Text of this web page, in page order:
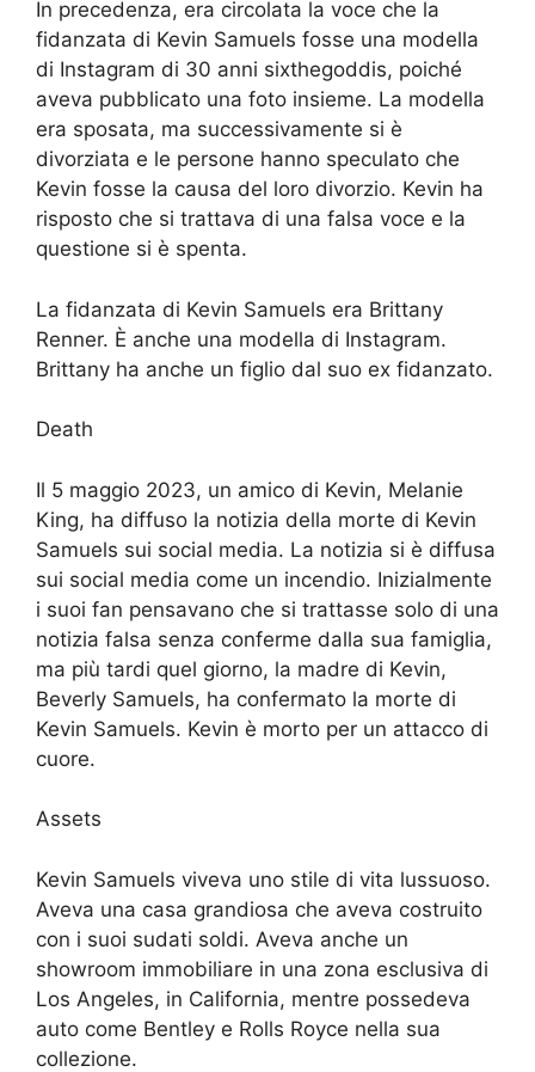
In precedenza, era circolata la voce che la
fidanzata di Kevin Samuels fosse una modella
di Instagram di 30 anni sixthegoddis, poiché
aveva pubblicato una foto insieme. La modella
era sposata, ma successivamente si è
divorziata e le persone hanno speculato che
Kevin fosse la causa del loro divorzio. Kevin ha
risposto che si trattava di una falsa voce e la
questione si è spenta.
La fidanzata di Kevin Samuels era Brittany
Renner. È anche una modella di Instagram.
Brittany ha anche un figlio dal suo ex fidanzato.
Death
Il 5 maggio 2023, un amico di Kevin, Melanie
King, ha diffuso la notizia della morte di Kevin
Samuels sui social media. La notizia si è diffusa
sui social media come un incendio. Inizialmente
i suoi fan pensavano che si trattasse solo di una
notizia falsa senza conferme dalla sua famiglia,
ma più tardi quel giorno, la madre di Kevin,
Beverly Samuels, ha confermato la morte di
Kevin Samuels. Kevin è morto per un attacco di
cuore.
Assets
Kevin Samuels viveva uno stile di vita lussuoso.
Aveva una casa grandiosa che aveva costruito
con i suoi sudati soldi. Aveva anche un
showroom immobiliare in una zona esclusiva di
Los Angeles, in California, mentre possedeva
auto come Bentley e Rolls Royce nella sua
collezione.